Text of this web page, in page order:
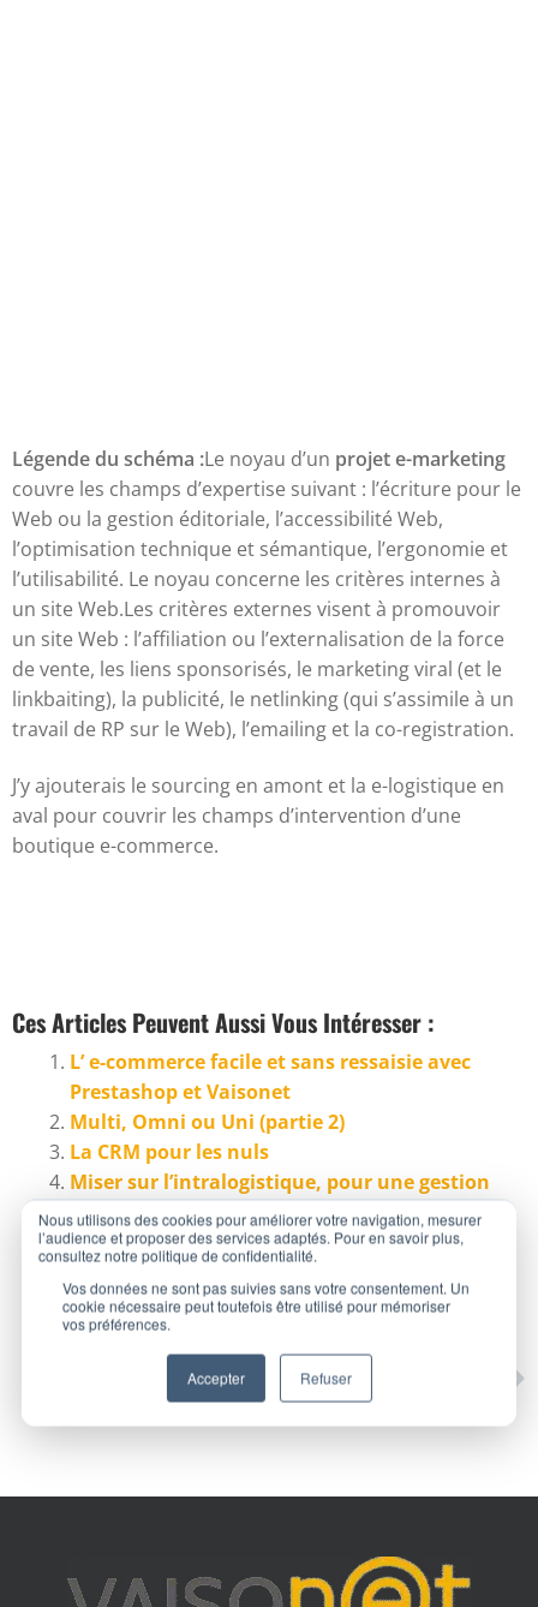
Nous utilisons des cookies pour améliorer votre navigation, mesurer
l’audience et proposer des services adaptés. Pour en savoir plus,
consultez notre politique de confidentialité.
Vos données ne sont pas suivies sans votre consentement. Un
cookie nécessaire peut toutefois être utilisé pour mémoriser
vos préférences.
Accepter Refuser
Légende du schéma :Le noyau d’un projet e-marketing
couvre les champs d’expertise suivant : l’écriture pour le
Web ou la gestion éditoriale, l’accessibilité Web,
l’optimisation technique et sémantique, l’ergonomie et
l’utilisabilité. Le noyau concerne les critères internes à
un site Web.Les critères externes visent à promouvoir
un site Web : l’affiliation ou l’externalisation de la force
de vente, les liens sponsorisés, le marketing viral (et le
linkbaiting), la publicité, le netlinking (qui s’assimile à un
travail de RP sur le Web), l’emailing et la co-registration.
J’y ajouterais le sourcing en amont et la e-logistique en
aval pour couvrir les champs d’intervention d’une
boutique e-commerce.
Ces Articles Peuvent Aussi Vous Intéresser :
L’ e-commerce facile et sans ressaisie avec
Prestashop et Vaisonet
Multi, Omni ou Uni (partie 2)
La CRM pour les nuls
Miser sur l’intralogistique, pour une gestion
plus concurrentielle ?